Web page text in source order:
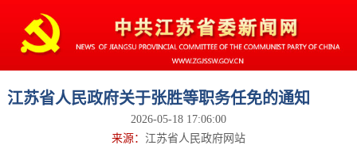
江苏省人民政府关于张胜等职务任免的通知
2026-05-18 17:06:00
来源： 江苏省人民政府网站